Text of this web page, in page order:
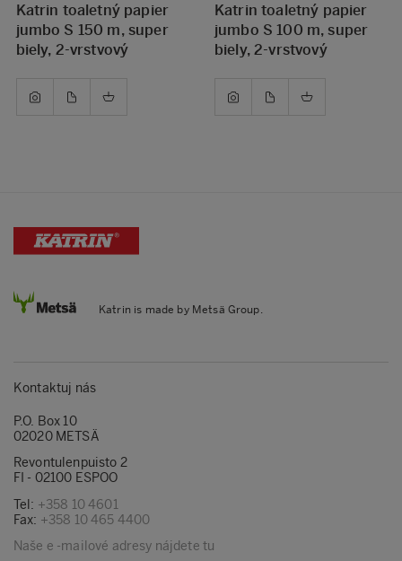
Katrin toaletný papier
jumbo S 150 m, super
biely, 2-vrstvový
Katrin toaletný papier
jumbo S 100 m, super
biely, 2-vrstvový
Katrin is made by Metsä Group.
Kontaktuj nás
P.O. Box 10
02020 METSÄ
Revontulenpuisto 2
FI - 02100 ESPOO
Tel: +358 10 4601
Fax: +358 10 465 4400
Naše e -mailové adresy nájdete tu